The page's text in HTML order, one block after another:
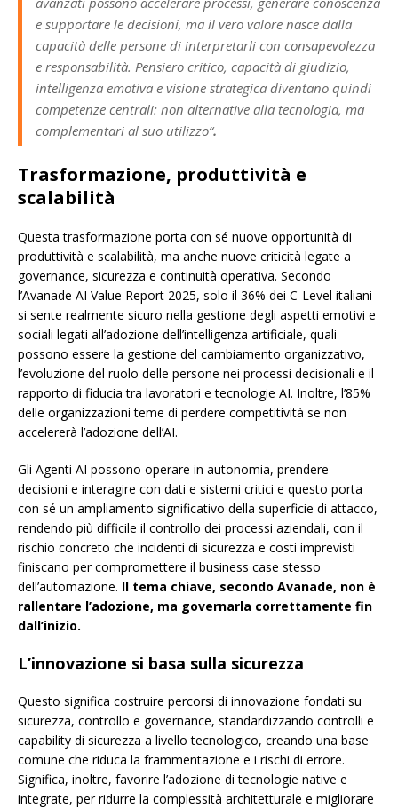
e supportare le decisioni, ma il vero valore nasce dalla
capacità delle persone di interpretarli con consapevolezza
e responsabilità. Pensiero critico, capacità di giudizio,
intelligenza emotiva e visione strategica diventano quindi
competenze centrali: non alternative alla tecnologia, ma
complementari al suo utilizzo“.
Trasformazione, produttività e
scalabilità
Questa trasformazione porta con sé nuove opportunità di
produttività e scalabilità, ma anche nuove criticità legate a
governance, sicurezza e continuità operativa. Secondo
l’Avanade AI Value Report 2025, solo il 36% dei C-Level italiani
si sente realmente sicuro nella gestione degli aspetti emotivi e
sociali legati all’adozione dell’intelligenza artificiale, quali
possono essere la gestione del cambiamento organizzativo,
l’evoluzione del ruolo delle persone nei processi decisionali e il
rapporto di fiducia tra lavoratori e tecnologie AI. Inoltre, l’85%
delle organizzazioni teme di perdere competitività se non
accelererà l’adozione dell’AI.
Gli Agenti AI possono operare in autonomia, prendere
decisioni e interagire con dati e sistemi critici e questo porta
con sé un ampliamento significativo della superficie di attacco,
rendendo più difficile il controllo dei processi aziendali, con il
rischio concreto che incidenti di sicurezza e costi imprevisti
finiscano per compromettere il business case stesso
dell’automazione. Il tema chiave, secondo Avanade, non è
rallentare l’adozione, ma governarla correttamente fin
dall’inizio.
L’innovazione si basa sulla sicurezza
Questo significa costruire percorsi di innovazione fondati su
sicurezza, controllo e governance, standardizzando controlli e
capability di sicurezza a livello tecnologico, creando una base
comune che riduca la frammentazione e i rischi di errore.
Significa, inoltre, favorire l’adozione di tecnologie native e
integrate, per ridurre la complessità architetturale e migliorare